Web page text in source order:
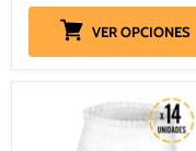
VER OPCIONES